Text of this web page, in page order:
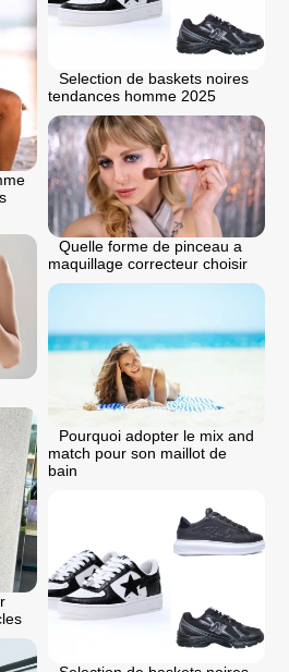
Selection de baskets noires
tendances homme 2025
Quelle forme de pinceau a
maquillage correcteur choisir
Pourquoi adopter le mix and
match pour son maillot de
bain